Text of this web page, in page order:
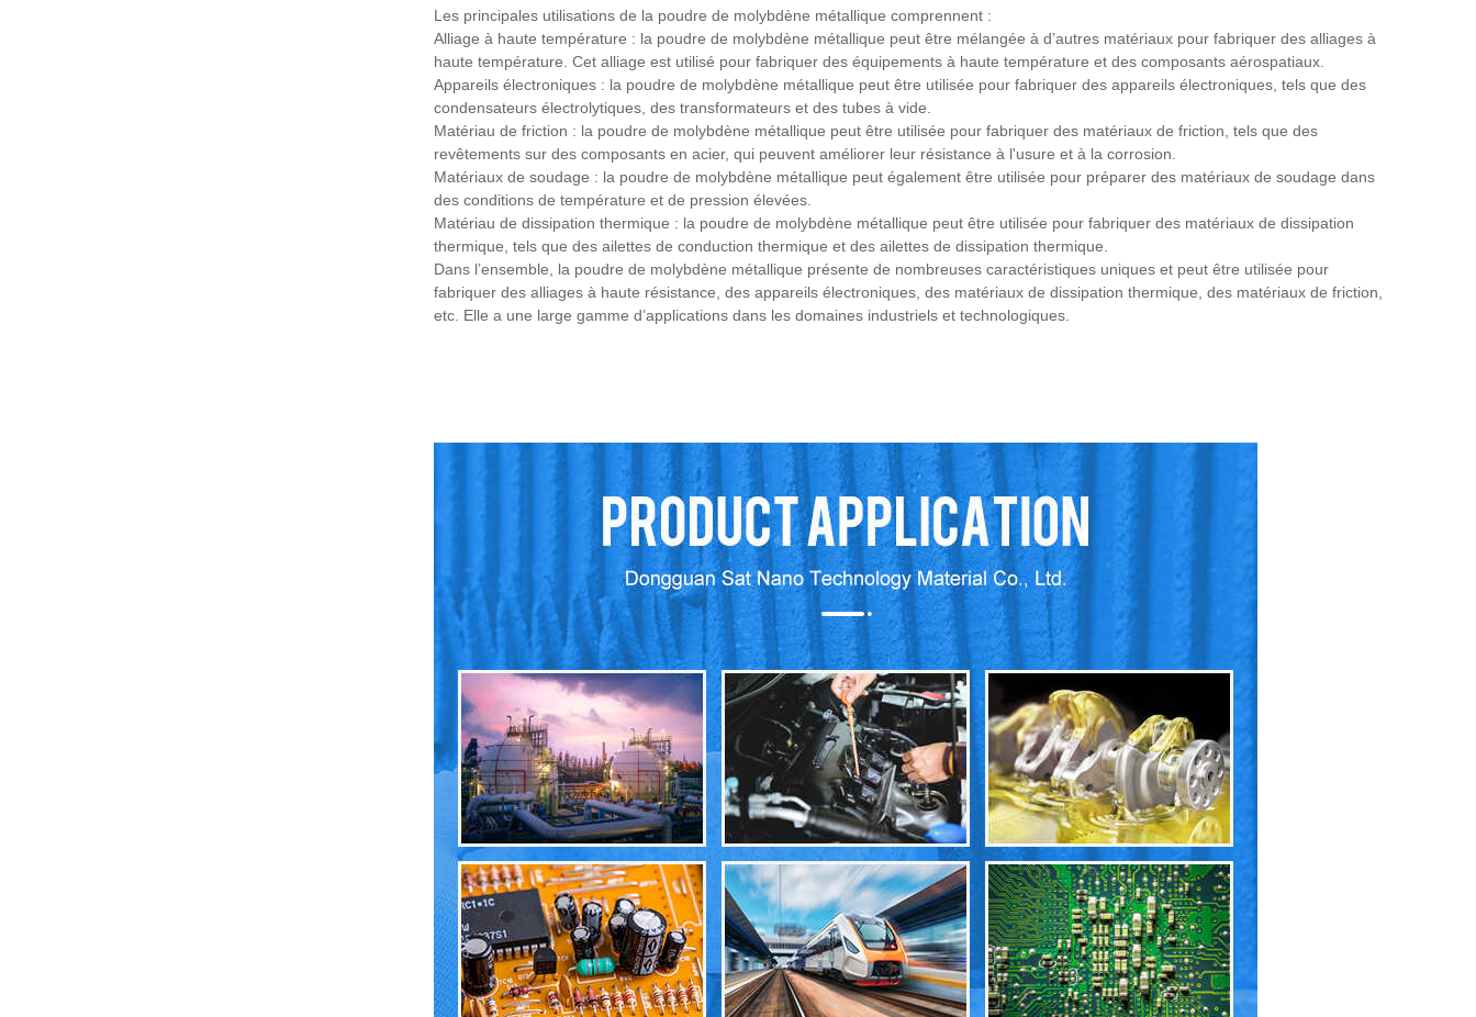
Les principales utilisations de la poudre de molybdène métallique comprennent :
Alliage à haute température : la poudre de molybdène métallique peut être mélangée à d’autres matériaux pour fabriquer des alliages à
haute température. Cet alliage est utilisé pour fabriquer des équipements à haute température et des composants aérospatiaux.
Appareils électroniques : la poudre de molybdène métallique peut être utilisée pour fabriquer des appareils électroniques, tels que des
condensateurs électrolytiques, des transformateurs et des tubes à vide.
Matériau de friction : la poudre de molybdène métallique peut être utilisée pour fabriquer des matériaux de friction, tels que des
revêtements sur des composants en acier, qui peuvent améliorer leur résistance à l'usure et à la corrosion.
Matériaux de soudage : la poudre de molybdène métallique peut également être utilisée pour préparer des matériaux de soudage dans
des conditions de température et de pression élevées.
Matériau de dissipation thermique : la poudre de molybdène métallique peut être utilisée pour fabriquer des matériaux de dissipation
thermique, tels que des ailettes de conduction thermique et des ailettes de dissipation thermique.
Dans l’ensemble, la poudre de molybdène métallique présente de nombreuses caractéristiques uniques et peut être utilisée pour
fabriquer des alliages à haute résistance, des appareils électroniques, des matériaux de dissipation thermique, des matériaux de friction,
etc. Elle a une large gamme d’applications dans les domaines industriels et technologiques.